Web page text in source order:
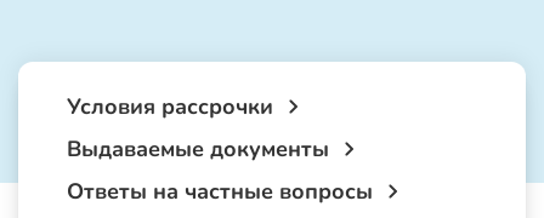
Условия рассрочки
Выдаваемые документы
Ответы на частные вопросы